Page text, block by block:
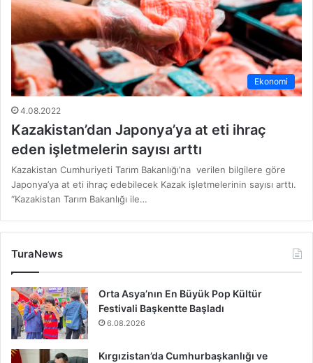
Ekonomi
4.08.2022
Kazakistan’dan Japonya’ya at eti ihraç
eden işletmelerin sayısı arttı
Kazakistan Cumhuriyeti Tarım Bakanlığı’na verilen bilgilere göre
Japonya’ya at eti ihraç edebilecek Kazak işletmelerinin sayısı arttı.
“Kazakistan Tarım Bakanlığı ile…
TuraNews
Orta Asya’nın En Büyük Pop Kültür
Festivali Başkentte Başladı
6.08.2026
Kırgızistan’da Cumhurbaşkanlığı ve